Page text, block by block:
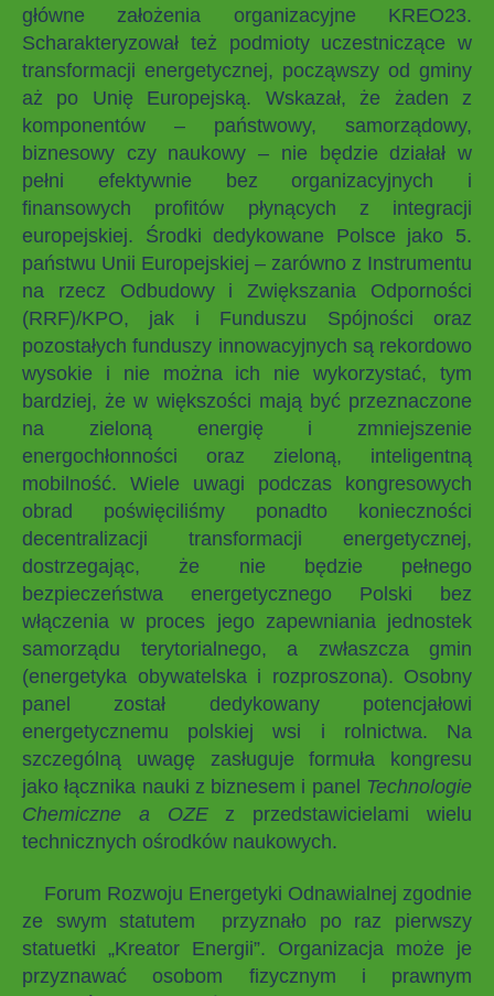
główne założenia organizacyjne KREO23.
Scharakteryzował też podmioty uczestniczące w
transformacji energetycznej, począwszy od gminy
aż po Unię Europejską. Wskazał, że żaden z
komponentów – państwowy, samorządowy,
biznesowy czy naukowy – nie będzie działał w
pełni efektywnie bez organizacyjnych i
finansowych profitów płynących z integracji
europejskiej. Środki dedykowane Polsce jako 5.
państwu Unii Europejskiej – zarówno z Instrumentu
na rzecz Odbudowy i Zwiększania Odporności
(RRF)/KPO, jak i Funduszu Spójności oraz
pozostałych funduszy innowacyjnych są rekordowo
wysokie i nie można ich nie wykorzystać, tym
bardziej, że w większości mają być przeznaczone
na zieloną energię i zmniejszenie
energochłonności oraz zieloną, inteligentną
mobilność. Wiele uwagi podczas kongresowych
obrad poświęciliśmy ponadto konieczności
decentralizacji transformacji energetycznej,
dostrzegając, że nie będzie pełnego
bezpieczeństwa energetycznego Polski bez
włączenia w proces jego zapewniania jednostek
samorządu terytorialnego, a zwłaszcza gmin
(energetyka obywatelska i rozproszona). Osobny
panel został dedykowany potencjałowi
energetycznemu polskiej wsi i rolnictwa. Na
szczególną uwagę zasługuje formuła kongresu
jako łącznika nauki z biznesem i panel Technologie
Chemiczne a OZE z przedstawicielami wielu
technicznych ośrodków naukowych.
Forum Rozwoju Energetyki Odnawialnej zgodnie
ze swym statutem przyznało po raz pierwszy
statuetki „Kreator Energii”. Organizacja może je
przyznawać osobom fizycznym i prawnym